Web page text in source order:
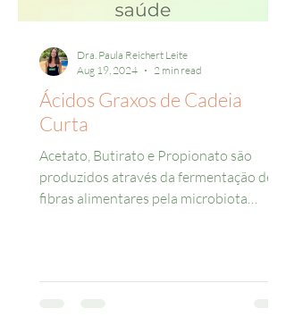
Ácidos Graxos de Cadeia
Curta
Acetato, Butirato e Propionato são
produzidos através da fermentação de
fibras alimentares pela microbiota
Dra. Paula Reichert Leite
Aug 19, 2024
2 min read